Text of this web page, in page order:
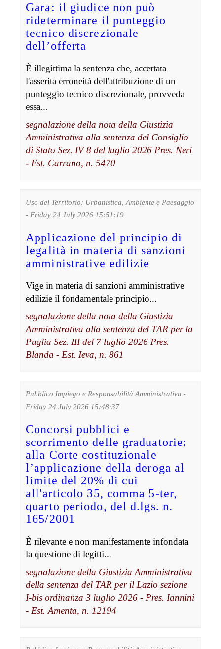
Gara: il giudice non può
rideterminare il punteggio
tecnico discrezionale
dell’offerta
È illegittima la sentenza che, accertata
l'asserita erroneità dell'attribuzione di un
punteggio tecnico discrezionale, provveda
essa...
segnalazione della nota della Giustizia
Amministrativa alla sentenza del Consiglio
di Stato Sez. IV 8 del luglio 2026 Pres. Neri
- Est. Carrano, n. 5470
Uso del Territorio: Urbanistica, Ambiente e Paesaggio
- Friday 24 July 2026 15:51:19
Applicazione del principio di
legalità in materia di sanzioni
amministrative edilizie
Vige in materia di sanzioni amministrative
edilizie il fondamentale principio...
segnalazione della nota della Giustizia
Amministrativa alla sentenza del TAR per la
Puglia Sez. III del 7 luglio 2026 Pres.
Blanda - Est. Ieva, n. 861
Pubblico Impiego e Responsabilità Amministrativa -
Friday 24 July 2026 15:48:37
Concorsi pubblici e
scorrimento delle graduatorie:
alla Corte costituzionale
l’applicazione della deroga al
limite del 20% di cui
all'articolo 35, comma 5-ter,
quarto periodo, del d.lgs. n.
165/2001
È rilevante e non manifestamente infondata
la questione di legitti...
segnalazione della Giustizia Amministrativa
della sentenza del TAR per il Lazio sezione
I-bis ordinanza 3 luglio 2026 - Pres. Iannini
- Est. Amenta, n. 12194